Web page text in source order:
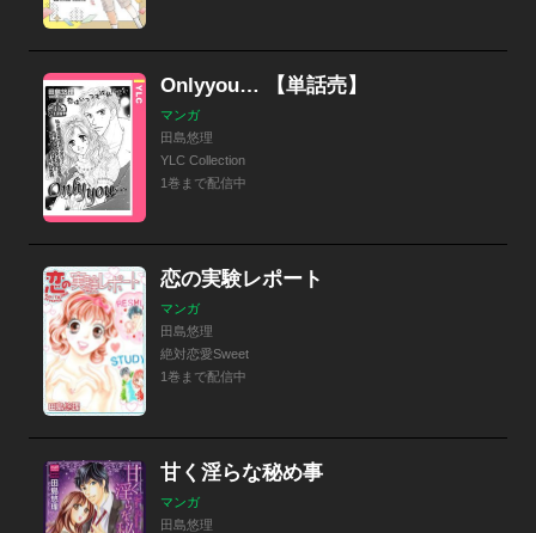
Onlyyou… 【単話売】
マンガ
田島悠理
YLC Collection
1巻まで配信中
恋の実験レポート
マンガ
田島悠理
絶対恋愛Sweet
1巻まで配信中
甘く淫らな秘め事
マンガ
田島悠理